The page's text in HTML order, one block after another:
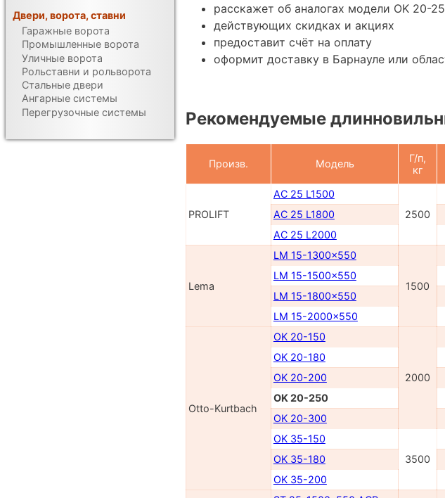
расскажет об аналогах модели OK 20-
действующих скидках и акциях
предоставит счёт на оплату
оформит доставку в Барнауле или
Рекомендуемые
Произв. Модель
Г/п,
кг
PROLIFT
AC 25 L1500
2500
AC 25 L1800
AC 25 L2000
Lema
LM 15-1300x550
1500
LM 15-1500x550
LM 15-1800x550
LM 15-2000x550
Otto-Kurtbach
OK 20-150
2000
OK 20-180
OK 20-200
OK 20-250
OK 20-300
OK 35-150
3500
OK 35-180
OK 35-200
Двери, ворота, ставни
Гаражные ворота
Промышленные ворота
Уличные ворота
Рольставни и рольворота
Стальные двери
Ангарные системы
Перегрузочные системы